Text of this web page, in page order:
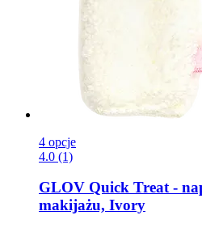
4 opcje
4.0 (1)
GLOV Quick Treat -​
makijażu, Ivory